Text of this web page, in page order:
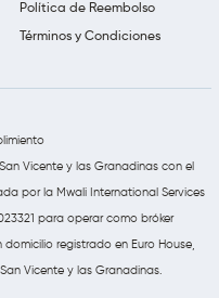
Política de Reembolso
Términos y Condiciones
Vicente y las Granadinas con el
por la Mwali International Services
para operar como bróker
registrado en Euro House,
Vicente y las Granadinas.